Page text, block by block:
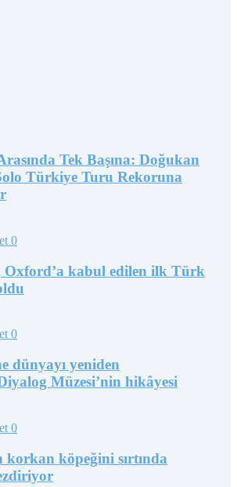
Tek Başına: Doğukan
Türkiye Turu Rekoruna
0
Oxford’a kabul edilen ilk Türk
0
dünyayı yeniden
Müzesi’nin hikâyesi
0
köpeğini sırtında